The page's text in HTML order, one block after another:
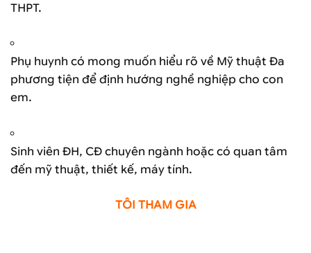
THPT.
Phụ huynh có mong muốn hiểu rõ về Mỹ thuật Đa
phương tiện để định hướng nghề nghiệp cho con
em.
Sinh viên ĐH, CĐ chuyên ngành hoặc có quan tâm
đến mỹ thuật, thiết kế, máy tính.
TÔI THAM GIA